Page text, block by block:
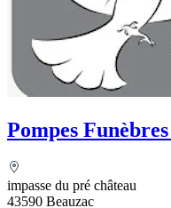
Pompes
impasse du pré château
43590 Beauzac